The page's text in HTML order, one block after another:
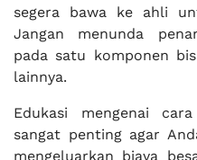
segera bawa ke ahli
Jangan menunda
pada satu komponen
lainnya.
Edukasi mengenai
sangat penting agar
mengeluarkan biaya